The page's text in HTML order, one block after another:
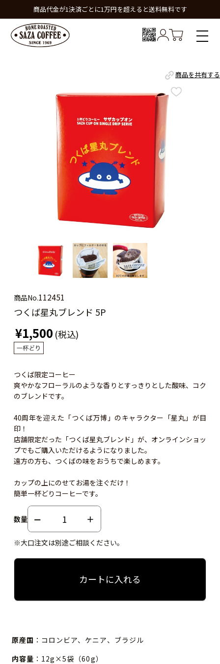
商品代金が1決済ごとに1万円を超えると送料無料です
商品を共有する
商品No.112451
つくば星丸ブレンド 5P
¥1,500 (税込)
つくば限定コーヒー
爽やかなフローラルのような香りとすっきりとした酸味、コク
のブレンドです。
40周年を迎えた「つくば万博」のキャラクター「星丸」が目
印！
店舗限定だった「つくば星丸ブレンド」が、オンラインショッ
プでもご購入いただけるようになりました。
遠方の方も、つくばの味をおうちで楽しめます。
カップの上にのせてお湯を注ぐだけ！
簡単一杯どりコーヒーです。
数量
※大口注文は別途ご相談ください。
カートに入れる
原産国 ：コロンビア、ケニア、ブラジル
内容量 ：12g×5袋（60g）